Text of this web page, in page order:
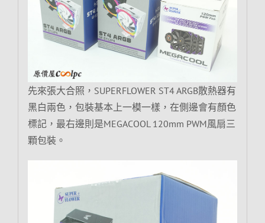
先來張大合照，SUPERFLOWER ST4 ARGB散熱器有
黑白兩色，包裝基本上一模一樣，在側邊會有顏色
標記，最右邊則是MEGACOOL 120mm PWM風扇三
顆包裝。